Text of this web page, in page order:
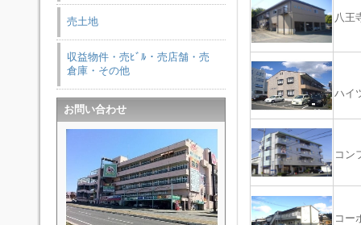
八王
ハイ
コン
コー
売土地
収益物件・売ﾋﾞﾙ・売店舗・売
倉庫・その他
お問い合わせ